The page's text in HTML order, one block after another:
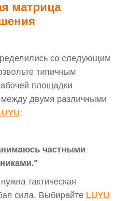
матрица
со следующим
типичным
площадки
между двумя различными
:
частными
тактическая
сила. Выбирайте LUYU